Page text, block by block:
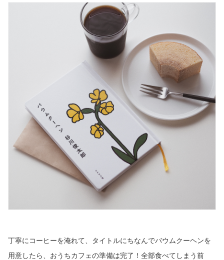
丁寧にコーヒーを淹れて、タイトルにちなんでバウムクーヘンを
用意したら、おうちカフェの準備は完了！全部食べてしまう前